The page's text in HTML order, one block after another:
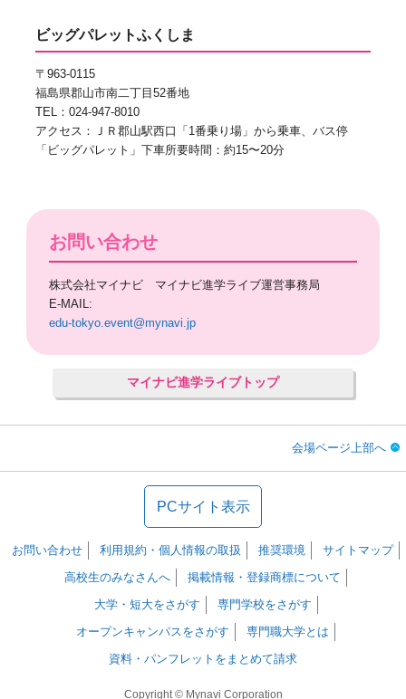
ビッグパレットふくしま
〒963-0115
福島県郡山市南二丁目52番地
TEL：024-947-8010
アクセス：ＪＲ郡山駅西口「1番乗り場」から乗車、バス停
「ビッグパレット」下車所要時間：約15〜20分
お問い合わせ
株式会社マイナビ マイナビ進学ライブ運営事務局
E-MAIL:
edu-tokyo.event@mynavi.jp
マイナビ進学ライブトップ
会場ページ上部へ
PCサイト表示
お問い合わせ 利用規約・個人情報の取扱 推奨環境
サイトマップ
高校生のみなさんへ
掲載情報・登録商標について
大学・短大をさがす
専門学校をさがす
オープンキャンパスをさがす
専門職大学とは
資料・パンフレットをまとめて請求
Copyright © Mynavi Corporation